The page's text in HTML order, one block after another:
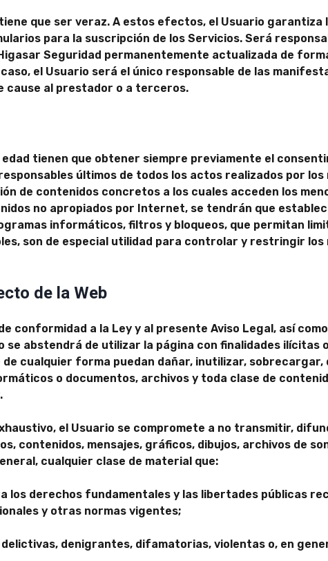
que ser veraz. A estos efectos, el Usuario garantiza
para la suscripción de los Servicios. Será
Seguridad permanentemente actualizada de
el Usuario será el único responsable de las
cause al prestador o a terceros.
edad tienen que obtener siempre previamente el
últimos de todos los actos realizados por los
de contenidos concretos a los cuales acceden los
no apropiados por Internet, se tendrán que
informáticos, filtros y bloqueos, que permitan
son de especial utilidad para controlar y restringir los
de la Web
conformidad a la Ley y al presente Aviso Legal, así
abstendrá de utilizar la página con finalidades ilícitas
cualquier forma puedan dañar, inutilizar,
o documentos, archivos y toda clase de
el Usuario se compromete a no transmitir,
contenidos, mensajes, gráficos, dibujos, archivos de
cualquier clase de material que:
derechos fundamentales y las libertades públicas
y otras normas vigentes;
denigrantes, difamatorias, violentas o, en